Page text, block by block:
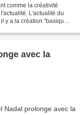
comme la créativité
L'actualité du
y a la création "basique"
avec la